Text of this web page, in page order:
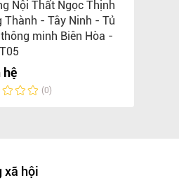
Nội Thất Ngọc Thịnh
Thành - Tây Ninh - Tủ
minh Biên Hòa -
hệ
(0)
xã hội